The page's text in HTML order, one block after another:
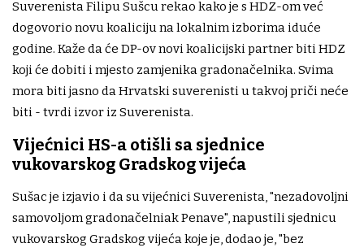
Suverenista Filipu Sušcu rekao kako je s HDZ-om već
dogovorio novu koaliciju na lokalnim izborima iduće
godine. Kaže da će DP-ov novi koalicijski partner biti HDZ
koji će dobiti i mjesto zamjenika gradonačelnika. Svima
mora biti jasno da Hrvatski suverenisti u takvoj priči neće
biti - tvrdi izvor iz Suverenista.
Vijećnici HS-a otišli sa sjednice
vukovarskog Gradskog vijeća
Sušac je izjavio i da su vijećnici Suverenista, "nezadovoljni
samovoljom gradonačelniak Penave", napustili sjednicu
vukovarskog Gradskog vijeća koje je, dodao je, "bez